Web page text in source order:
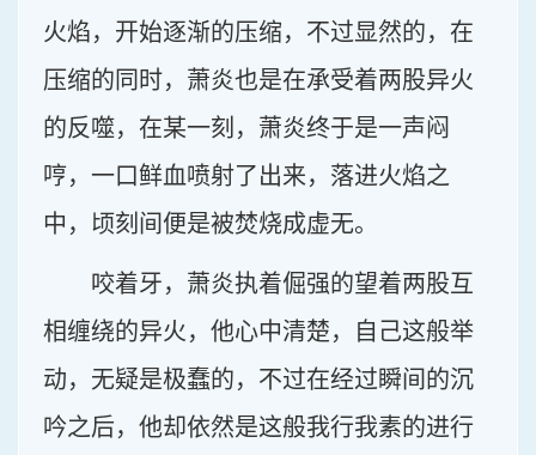
火焰，开始逐渐的压缩，不过显然的，在
压缩的同时，萧炎也是在承受着两股异火
的反噬，在某一刻，萧炎终于是一声闷
哼，一口鲜血喷射了出来，落进火焰之
中，顷刻间便是被焚烧成虚无。
咬着牙，萧炎执着倔强的望着两股互
相缠绕的异火，他心中清楚，自己这般举
动，无疑是极蠢的，不过在经过瞬间的沉
吟之后，他却依然是这般我行我素的进行